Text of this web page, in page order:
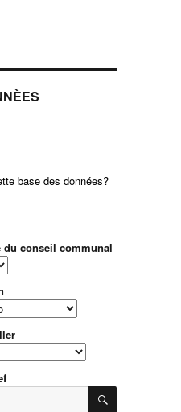
base des données?
du conseil communal